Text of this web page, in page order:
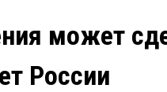
может
России